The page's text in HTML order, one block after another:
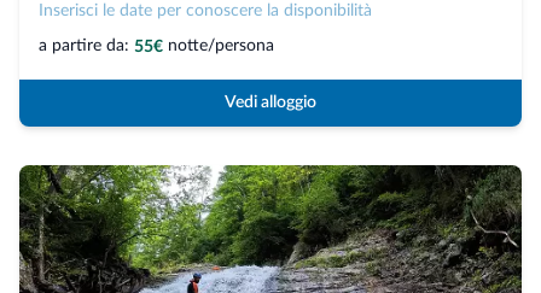
Inserisci le date per conoscere la disponibilità
a partire da: 55€ notte/persona
Vedi alloggio